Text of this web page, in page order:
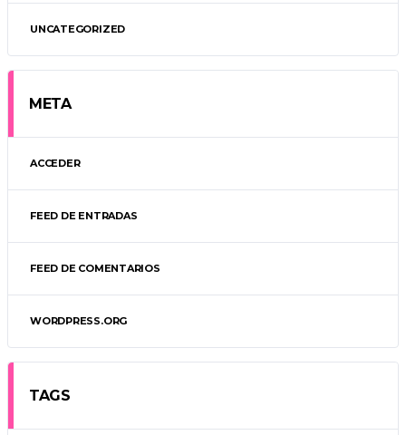
UNCATEGORIZED
META
ACCEDER
FEED DE ENTRADAS
FEED DE COMENTARIOS
WORDPRESS.ORG
TAGS